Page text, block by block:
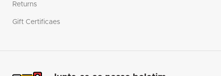
Returns
Gift Certificaes